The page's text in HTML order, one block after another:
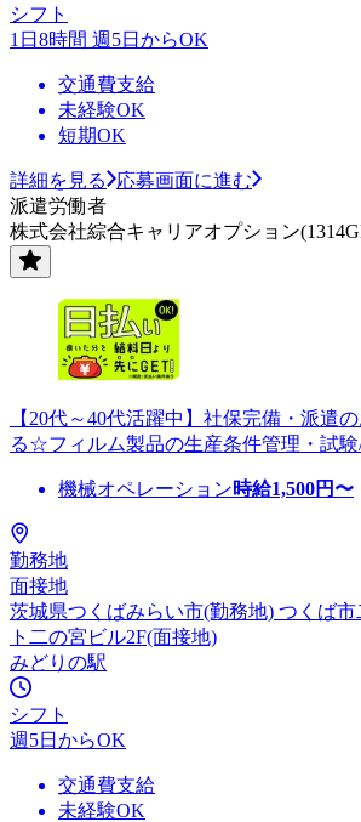
シフト
1日8時間 週5日からOK
交通費支給
未経験OK
短期OK
詳細を見る
応募画面に進む
派遣労働者
株式会社綜合キャリアオプション
【20代～40代活躍中】社保完備・派遣
る☆フィルム製品の生産条件管理・試
機械オペレーション時給1,500円〜
勤務地
面接地
茨城県つくばみらい市(勤務地) つくば市
ト二の宮ビル2F(面接地)
みどりの駅
シフト
週5日からOK
交通費支給
未経験OK